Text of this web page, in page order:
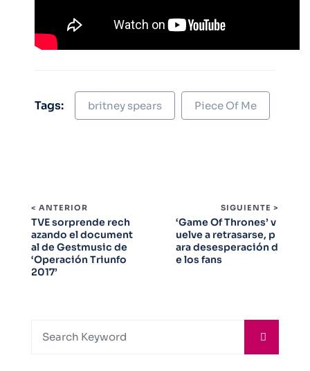
Tags: britney spears Piece Of Me
< ANTERIOR
TVE sorprende rech
azando el document
al de Gestmusic de
‘Operación Triunfo
2017’
SIGUIENTE >
‘Game Of Thrones’ v
uelve a retrasarse, p
ara desesperación d
e los fans